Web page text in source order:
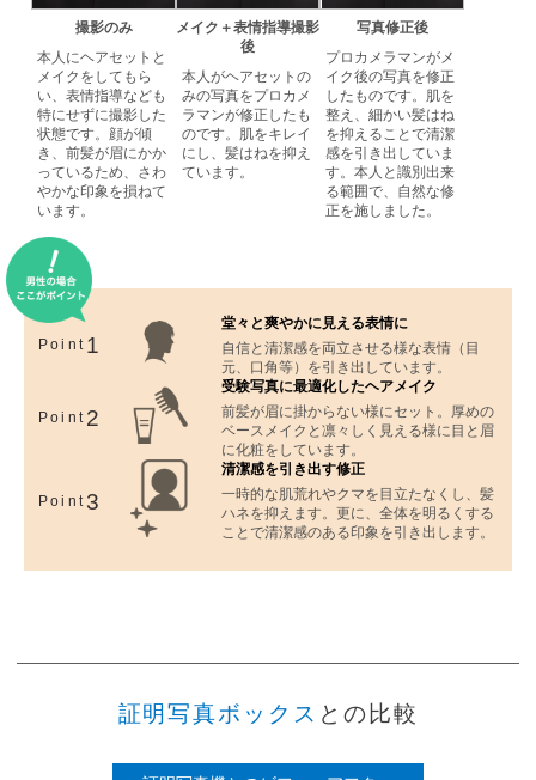
撮影のみ
本人にヘアセットと
メイクをしてもら
い、表情指導なども
特にせずに撮影した
状態です。顔が傾
き、前髪が眉にかか
っているため、さわ
やかな印象を損ねて
います。
メイク＋表情指導撮影
後
本人がヘアセットの
みの写真をプロカメ
ラマンが修正したも
のです。肌をキレイ
にし、髪はねを抑え
ています。
写真修正後
プロカメラマンがメ
イク後の写真を修正
したものです。肌を
整え、細かい髪はね
を抑えることで清潔
感を引き出していま
す。本人と識別出来
る範囲で、自然な修
正を施しました。
Point 1
堂々と爽やかに見える表情に
自信と清潔感を両立させる様な表情（目
元、口角等）を引き出しています。
Point 2
受験写真に最適化したヘアメイク
前髪が眉に掛からない様にセット。厚めの
ベースメイクと凛々しく見える様に目と眉
に化粧をしています。
Point3
清潔感を引き出す修正
一時的な肌荒れやクマを目立たなくし、髪
ハネを抑えます。更に、全体を明るくする
ことで清潔感のある印象を引き出します。
証明写真ボックス との比較